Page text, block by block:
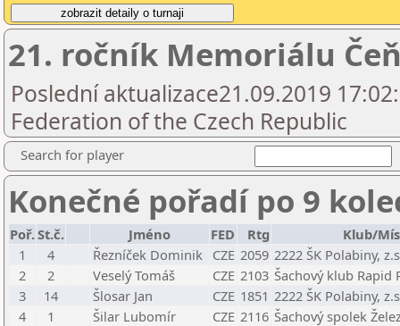
21. ročník Memoriálu
Poslední aktualizace21.09.2019
Federation of the Czech Republic
Search for player
Konečné pořadí po 9
Poř.St.č. Jméno FED Rtg
Klub/
1
4 Řezníček Dominik CZE 2059 2222 ŠK Polabiny,
2
2 Veselý Tomáš CZE 2103 Šachový klub Rapid
3
14 Šlosar Jan CZE 1851 2222 ŠK Polabiny,
4
1 Šilar Lubomír CZE 2116 Šachový spolek